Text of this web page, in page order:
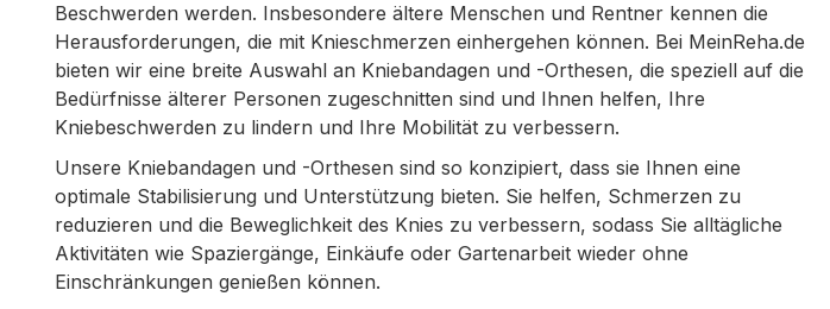
Beschwerden werden. Insbesondere ältere Menschen und Rentner kennen die
Herausforderungen, die mit Knieschmerzen einhergehen können. Bei MeinReha.de
bieten wir eine breite Auswahl an Kniebandagen und -Orthesen, die speziell auf die
Bedürfnisse älterer Personen zugeschnitten sind und Ihnen helfen, Ihre
Kniebeschwerden zu lindern und Ihre Mobilität zu verbessern.
Unsere Kniebandagen und -Orthesen sind so konzipiert, dass sie Ihnen eine
optimale Stabilisierung und Unterstützung bieten. Sie helfen, Schmerzen zu
reduzieren und die Beweglichkeit des Knies zu verbessern, sodass Sie alltägliche
Aktivitäten wie Spaziergänge, Einkäufe oder Gartenarbeit wieder ohne
Einschränkungen genießen können.